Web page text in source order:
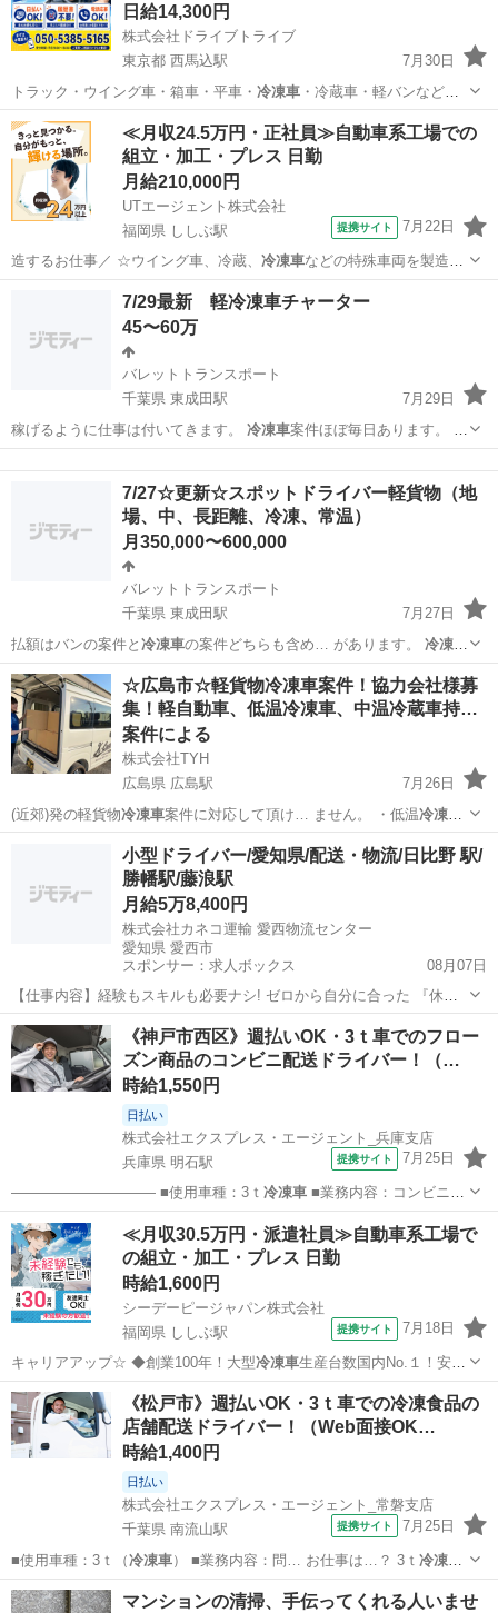
日給14,300円
株式会社ドライブトライブ
東京都 西馬込駅
7月30日
トラック・ウイング車・箱車・平車・ 冷凍車・冷蔵車・軽バンなど、
車種問わず運転経…
東京 大田区 西馬込駅 ドライバー 生協
≪月収24.5万円・正社員≫自動車系工場での
組立・加工・プレス 日勤
月給210,000円
UTエージェント株式会社
福岡県 ししぶ駅
提携サイト 7月22日
造するお仕事／ ☆ウイング車、冷蔵、 冷凍車などの特殊車両を製造し
ている工場です！…
ししぶ駅 その他
7/29最新 軽冷凍車チャーター
45〜60万
バレットトランスポート
千葉県 東成田駅
7月29日
稼げるように仕事は付いてきます。 冷凍車案件ほぼ毎日あります。 大
体で…
7/27☆更新☆スポットドライバー軽貨物（地
場、中、長距離、冷凍、常温）
月350,000〜600,000
バレットトランスポート
千葉県 東成田駅
7月27日
払額はバンの案件と 冷凍車の案件どちらも含め… があります。 冷凍車
お持ちの方大歓迎！…
千葉 成田市 東成田駅 ドライバー スポット
☆広島市☆軽貨物冷凍車案件！協力会社様募
集！軽自動車、低温冷凍車、中温冷蔵車持…
案件による
株式会社TYH
広島県 広島駅
7月26日
(近郊)発の軽貨物冷凍車 案件に対応して頂け… ません。 ・低温冷凍
車
、中温冷蔵車問いま… 。 ・軽自動車の冷凍車をお持ちの業者様は…
広島駅 冷蔵車
小型ドライバー/愛知県/配送・物流/日比野 駅/
勝幡駅/藤浪駅
月給5万8,400円
株式会社カネコ運輸 愛西物流センター
愛知県 愛西市
スポンサー：求人ボックス
08月07日
【仕事内容】経験もスキルも必要ナシ! ゼロから自分に合った 『休
み』『時間』『稼ぎ』 で働けるチャンス 当社では 年齢にはこだわっ
ていません 20代30代で全く経験が無くても。 40代50代で転職に手こ
ずっていても。 受け入れる準...
アルバイト・パート
《神戸市西区》週払いOK・3ｔ車でのフロー
ズン商品のコンビニ配送ドライバー！（…
時給1,550円
日払い
株式会社エクスプレス・エージェント_兵庫支店
兵庫県 明石駅
提携サイト 7月25日
—————————— ■使用車種：3ｔ 冷凍車■業務内容：コンビニへ
のフローズン商…
兵庫 神戸市 明石駅 ドライバー
≪月収30.5万円・派遣社員≫自動車系工場で
の組立・加工・プレス 日勤
時給1,600円
シーデーピージャパン株式会社
福岡県 ししぶ駅
提携サイト 7月18日
キャリアアップ☆ ◆創業100年！大型冷凍車生産台数国内No.１！安定
企業！！！♪…
福岡 ししぶ駅 その他
《松戸市》週払いOK・3ｔ車での冷凍食品の
店舗配送ドライバー！（Web面接OK…
時給1,400円
日払い
株式会社エクスプレス・エージェント_常磐支店
千葉県 南流山駅
提携サイト 7月25日
■使用車種：3ｔ（冷凍車） ■業務内容：問… お仕事は…？ 3ｔ 冷凍車
での問屋への冷凍食…
千葉 松戸市 ドライバー
マンションの清掃、手伝ってくれる人いませ